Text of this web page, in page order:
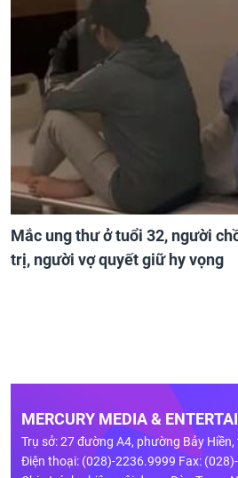
Mắc ung thư ở tuổi 32, người
trị, người vợ quyết giữ hy vọng
MERCURY MEDIA &
Trụ sở: 27 đường A4, phường Bảy
Điện thoại: (028)-2236.9999 Fax: